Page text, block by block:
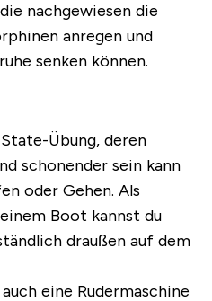
nachgewiesen die
anregen und
senken können.
Übung, deren
schonender sein kann
oder Gehen. Als
Boot kannst du
draußen auf dem
eine Rudermaschine